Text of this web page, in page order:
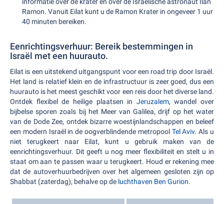
Ramon. Vanuit Eilat kunt u de Ramon Krater in ongeveer 1 uur
40 minuten bereiken.
Eenrichtingsverhuur: Bereik bestemmingen in
Israël met een huurauto.
Eilat is een uitstekend uitgangspunt voor een road trip door Israël.
Het land is relatief klein en de infrastructuur is zeer goed, dus een
huurauto is het meest geschikt voor een reis door het diverse land.
Ontdek flexibel de heilige plaatsen in Jeruzalem, wandel over
bijbelse sporen zoals bij het Meer van Galilea, drijf op het water
van de Dode Zee, ontdek bizarre woestijnlandschappen en beleef
een modern Israël in de oogverblindende metropool Tel Aviv. Als u
niet terugkeert naar Eilat, kunt u gebruik maken van de
eenrichtingsverhuur. Dit geeft u nog meer flexibiliteit en stelt u in
staat om aan te passen waar u terugkeert. Houd er rekening mee
dat de autoverhuurbedrijven over het algemeen gesloten zijn op
Shabbat (zaterdag), behalve op de luchthaven Ben Gurion.